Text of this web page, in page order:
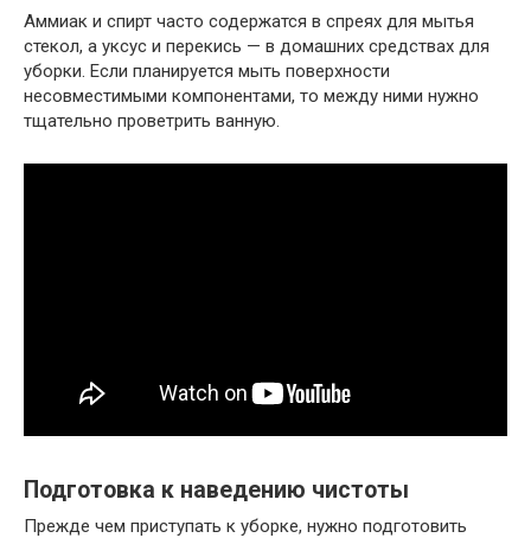
Аммиак и спирт часто содержатся в спреях для мытья
стекол, а уксус и перекись — в домашних средствах для
уборки. Если планируется мыть поверхности
несовместимыми компонентами, то между ними нужно
тщательно проветрить ванную.
Подготовка к наведению чистоты
Прежде чем приступать к уборке, нужно подготовить